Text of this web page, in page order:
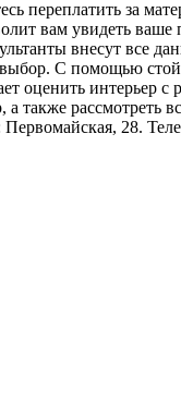
переплатить за
вам увидеть
внесут все
С помощью
оценить интерьер
также рассмотреть
28.